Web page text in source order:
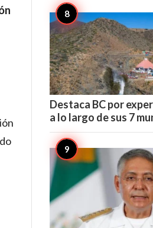
Destaca BC por
a lo largo de sus 7